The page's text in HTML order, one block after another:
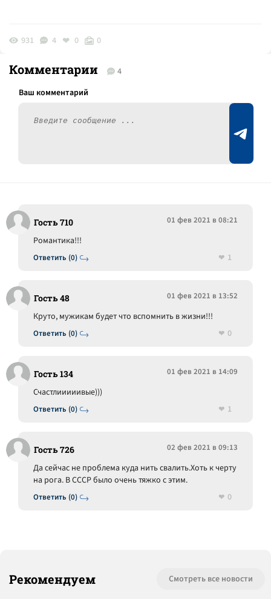
931 4 0 0
Комментарии 4
Гость 710 01 фев 2021 в 08:21
Ответить (0)
Романтика!!!
1
Гость 48 01 фев 2021 в 13:52
Ответить (0)
Круто, мужикам будет что вспомнить в жизни!!!
0
Гость 134 01 фев 2021 в 14:09
Ответить (0)
Счастлииииивые)))
1
Гость 726 02 фев 2021 в 09:13
Ответить (0)
Да сейчас не проблема куда нить свалить.Хоть к черту
на рога. В СССР было очень тяжко с этим.
0
Рекомендуем Смотреть все новости